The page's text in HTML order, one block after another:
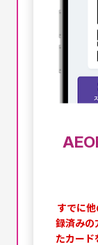
すでに
録済みの
たカード